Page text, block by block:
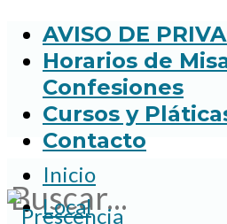
AVISO DE
Horarios de
Confesiones
Cursos y
Contacto
Inicio
Local